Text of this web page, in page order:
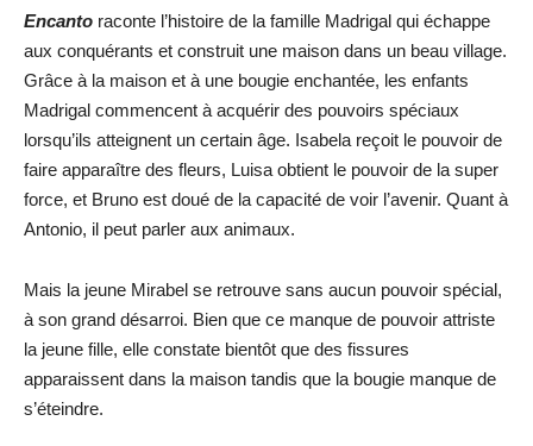
Encanto raconte l’histoire de la famille Madrigal qui échappe
aux conquérants et construit une maison dans un beau village.
Grâce à la maison et à une bougie enchantée, les enfants
Madrigal commencent à acquérir des pouvoirs spéciaux
lorsqu’ils atteignent un certain âge. Isabela reçoit le pouvoir de
faire apparaître des fleurs, Luisa obtient le pouvoir de la super
force, et Bruno est doué de la capacité de voir l’avenir. Quant à
Antonio, il peut parler aux animaux.
Mais la jeune Mirabel se retrouve sans aucun pouvoir spécial,
à son grand désarroi. Bien que ce manque de pouvoir attriste
la jeune fille, elle constate bientôt que des fissures
apparaissent dans la maison tandis que la bougie manque de
s’éteindre.